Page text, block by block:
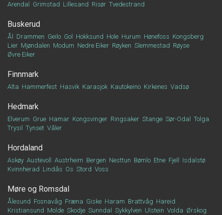
Arendal Grimstad Lillesand Risør Tvedestrand
Buskerud
Ål Drammen Geilo Gol Hokksund Hole Hurum Hønefoss Kongsberg
Lier Mjøndalen Modum Nedre Eiker Røyken Slemmestad Røyse
Øvre Eiker
Finnmark
Alta Hammerfest Hasvik Karasjok Kautokeino Kirkenes Vadsø
Hedmark
Elverum Grue Hamar Kongsvinger Ringsaker Stange Sør-Odal
Tolga
Trysil
Tynset Våler
Hordaland
Askøy Austevoll Austrheim Bergen Nesttun Bømlo Etne Fjell
Isdalstø
Kvinnherad Lindås Os Stord Voss
Møre og Romsdal
Ålesund Fosnavåg Fræna Giske Haram Brattvåg Hareid
Kristiansund Molde Skodje Sunndal Sykkylven Ulstein Volda Ørskog